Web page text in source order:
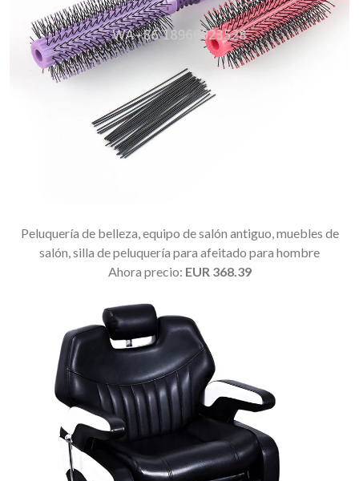
Peluquería de belleza, equipo de salón antiguo, muebles de
salón, silla de peluquería para afeitado para hombre
Ahora precio: EUR 368.39